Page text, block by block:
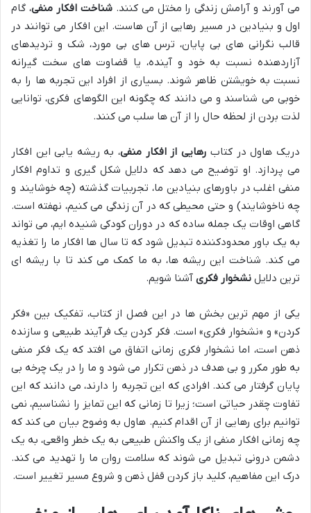
می آورند و آرامش زندگی را مختل می کنند.شناخت افکار منفی، گام
اول و بنیادین در مسیر رهایی از آن هاست. این افکار می توانند در
قالب نگرانی های بی پایان، ترس های بی مورد، شک و تردیدهای
آزاردهنده نسبت به خود و آینده، یا قضاوت های سخت گیرانه
نسبت به خویشتن ظاهر شوند. بسیاری از افراد این تجربه ها را به
خوبی می شناسند و می دانند که چگونه این الگوهای فکری، توانایی
لذت بردن از لحظه حال را از آن ها سلب می کنند.
دریک هاول در کتاب رهایی از افکار منفی، به ریشه یابی این افکار
می پردازد. او توضیح می دهد که دلایل شکل گیری و تداوم افکار
منفی اغلب در باورهای بنیادین ما، تجربیات گذشته (چه خوشایند و
چه ناخوشایند) و حتی محیطی که در آن زندگی می کنیم، نهفته است.
گاهی اوقات یک جمله ساده که در دوران کودکی شنیده ایم، می تواند
به یک باور محدودکننده تبدیل شود که تا سال ها افکار ما را تغذیه
می کند. شناخت این ریشه ها، به ما کمک می کند تا با ریشه ای
ترین دلایل نشخوار فکری آشنا شویم.
یکی از مهم ترین بخش ها در این فصل از کتاب، تفکیک بین «فکر
کردن» و «نشخوار فکری» است. فکر کردن یک فرآیند طبیعی و سازنده
ذهن است، اما نشخوار فکری زمانی اتفاق می افتد که یک فکر منفی
به طور مکرر و بی هدف در ذهن تکرار می شود و ما را در یک چرخه بی
پایان گرفتار می کند. افرادی که این تجربه را دارند، می دانند که این
تفاوت چقدر حیاتی است؛ زیرا تا زمانی که این تمایز را نشناسیم، نمی
توانیم برای رهایی از آن اقدام کنیم. هاول به وضوح بیان می کند که
چه زمانی افکار منفی از یک واکنش طبیعی به یک خطر واقعی، به یک
دشمن درونی تبدیل می شوند که سلامت روان ما را تهدید می کند.
درک این مفاهیم، کلید باز کردن قفل ذهن و شروع مسیر تغییر است.